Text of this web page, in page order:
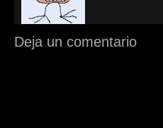
Deja un comentario